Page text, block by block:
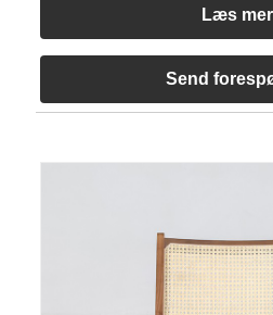
Læs
Send